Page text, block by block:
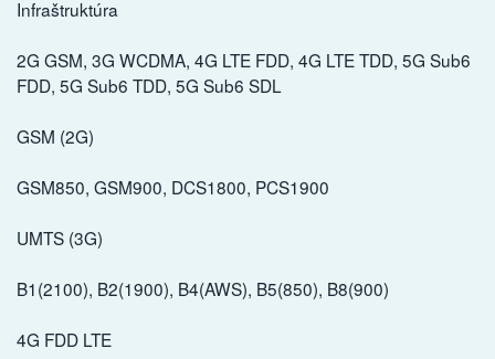
Infraštruktúra
2G GSM, 3G WCDMA, 4G LTE FDD, 4G LTE TDD, 5G Sub6
FDD, 5G Sub6 TDD, 5G Sub6 SDL
GSM (2G)
GSM850, GSM900, DCS1800, PCS1900
UMTS (3G)
B1(2100), B2(1900), B4(AWS), B5(850), B8(900)
4G FDD LTE